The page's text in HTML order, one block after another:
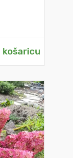
košaricu